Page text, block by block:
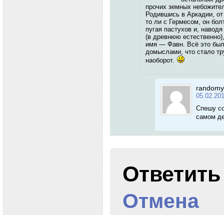
прочих земных
Родившись в Аркадии,
то ли с Гермесом, он
пугая пастухов и,
(в древнюю
имя — Фавн. Всё это
домыслами, что стало
наоборот.
Спешу
самом
Отмена